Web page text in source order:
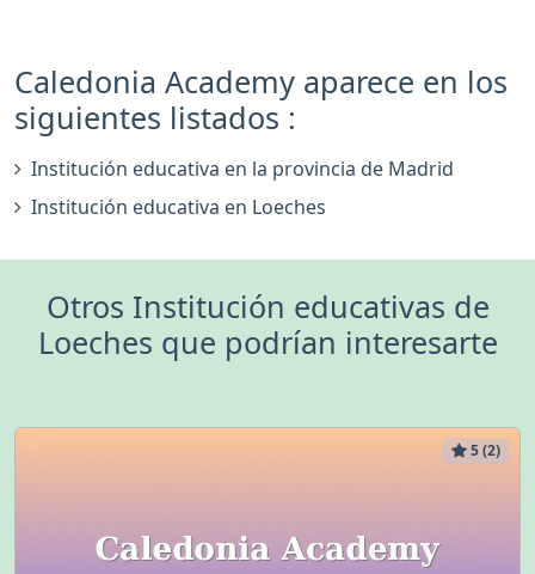
Caledonia Academy aparece en los
siguientes listados :
Institución educativa en la provincia de Madrid
Institución educativa en Loeches
Otros Institución educativas de
Loeches que podrían interesarte
5 (2)